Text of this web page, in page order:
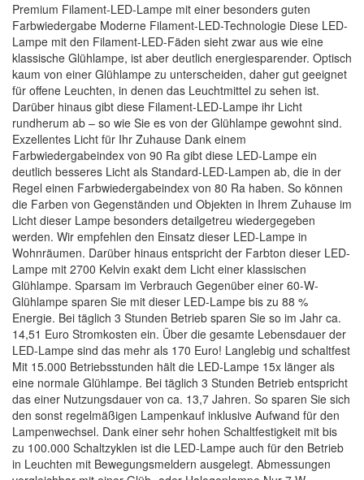
Premium Filament-LED-Lampe mit einer besonders guten
Farbwiedergabe Moderne Filament-LED-Technologie Diese LED-
Lampe mit den Filament-LED-Fäden sieht zwar aus wie eine
klassische Glühlampe, ist aber deutlich energiesparender. Optisch
kaum von einer Glühlampe zu unterscheiden, daher gut geeignet
für offene Leuchten, in denen das Leuchtmittel zu sehen ist.
Darüber hinaus gibt diese Filament-LED-Lampe ihr Licht
rundherum ab – so wie Sie es von der Glühlampe gewohnt sind.
Exzellentes Licht für Ihr Zuhause Dank einem
Farbwiedergabeindex von 90 Ra gibt diese LED-Lampe ein
deutlich besseres Licht als Standard-LED-Lampen ab, die in der
Regel einen Farbwiedergabeindex von 80 Ra haben. So können
die Farben von Gegenständen und Objekten in Ihrem Zuhause im
Licht dieser Lampe besonders detailgetreu wiedergegeben
werden. Wir empfehlen den Einsatz dieser LED-Lampe in
Wohnräumen. Darüber hinaus entspricht der Farbton dieser LED-
Lampe mit 2700 Kelvin exakt dem Licht einer klassischen
Glühlampe. Sparsam im Verbrauch Gegenüber einer 60-W-
Glühlampe sparen Sie mit dieser LED-Lampe bis zu 88 %
Energie. Bei täglich 3 Stunden Betrieb sparen Sie so im Jahr ca.
14,51 Euro Stromkosten ein. Über die gesamte Lebensdauer der
LED-Lampe sind das mehr als 170 Euro! Langlebig und schaltfest
Mit 15.000 Betriebsstunden hält die LED-Lampe 15x länger als
eine normale Glühlampe. Bei täglich 3 Stunden Betrieb entspricht
das einer Nutzungsdauer von ca. 13,7 Jahren. So sparen Sie sich
den sonst regelmäßigen Lampenkauf inklusive Aufwand für den
Lampenwechsel. Dank einer sehr hohen Schaltfestigkeit mit bis
zu 100.000 Schaltzyklen ist die LED-Lampe auch für den Betrieb
in Leuchten mit Bewegungsmeldern ausgelegt. Abmessungen